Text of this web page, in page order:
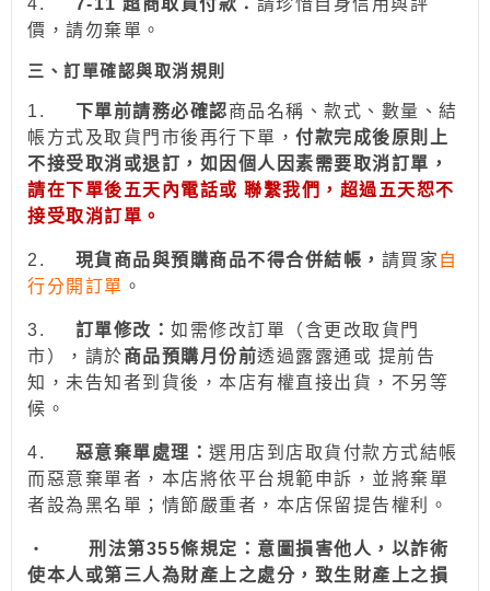
4. 7-11 超商取貨付款： 請珍惜自身信用與評
價，請勿棄單。
三、訂單確認與取消規則
1. 下單前請務必確認商品名稱、款式、數量、結
帳方式及取貨門市後再行下單， 付款完成後原則上
不接受取消或退訂，如因個人因素需要取消訂單，
請在下單後五天內電話或 聯繫我們，超過五天恕不
接受取消訂單。
2. 現貨商品與預購商品不得合併結帳 ， 請買家 自
行分開訂單 。
3. 訂單修改： 如需修改訂單（含更改取貨門
市），請於商品預購月份前透過露露通 或 提前告
知，未告知者到貨後，本店有權直接出貨，不另等
候。
4. 惡意棄單處理： 選用 店到店取貨付款 方式結帳
而惡意棄單者，本店將依平台規範申訴，並將棄單
者設為 黑名單；情節嚴重者， 本店保留提告權利 。
‧
刑法第355條規定：意圖損害他人，以詐術
使本人或第三人為財產上之處分，致生財產上之損